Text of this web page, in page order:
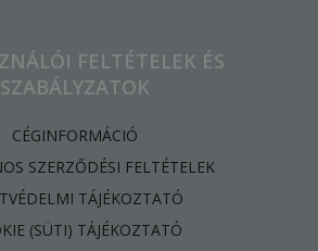
FELTÉTELEK ÉS
SZABÁLYZATOK
CÉGINFORMÁCIÓ
SZERZŐDÉSI FELTÉTELEK
TÁJÉKOZTATÓ
(SÜTI) TÁJÉKOZTATÓ